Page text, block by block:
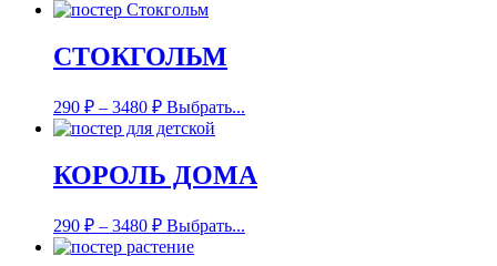
СТОКГОЛЬМ
290 ₽ – 3480 ₽ Выбрать...
КОРОЛЬ ДОМА
290 ₽ – 3480 ₽ Выбрать...